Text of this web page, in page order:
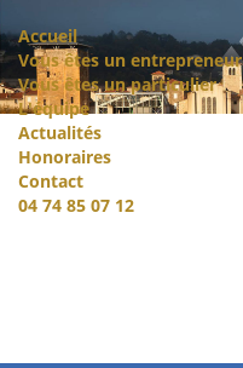
Accueil
Vous êtes un entrepreneur
Vous êtes un particulier
L'équipe
Actualités
Honoraires
Contact
04 74 85 07 12